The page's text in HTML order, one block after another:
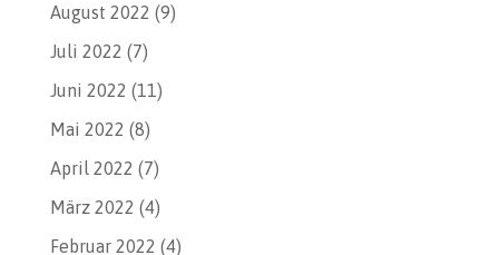
August 2022 (9)
Juli 2022 (7)
Juni 2022 (11)
Mai 2022 (8)
April 2022 (7)
März 2022 (4)
Februar 2022 (4)